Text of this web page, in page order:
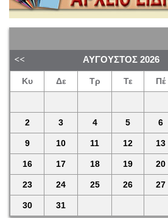
ΑΎΓΟΥΣΤΟΣ 2026
Κυ Δε Τρ Τε Πέ
2 3 4 5 6
9 10 11 12 13
16 17 18 19 20
23 24 25 26 27
30 31